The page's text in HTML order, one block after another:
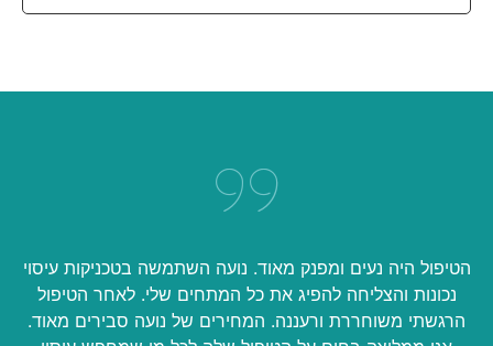
הטיפול היה נעים ומפנק מאוד. נועה השתמשה בטכניקות עיסוי
נכונות והצליחה להפיג את כל המתחים שלי. לאחר הטיפול
הרגשתי משוחררת ורעננה. המחירים של נועה סבירים מאוד.